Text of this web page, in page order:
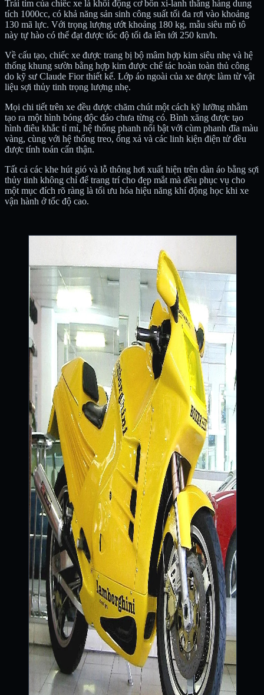
Trái tim của chiếc xe là khối động cơ bốn xi-lanh thẳng hàng dung
tích 1000cc, có khả năng sản sinh công suất tối đa rơi vào khoảng
130 mã lực. Với trọng lượng ướt khoảng 180 kg, mẫu siêu mô tô
này tự hào có thể đạt được tốc độ tối đa lên tới 250 km/h.
Về cấu tạo, chiếc xe được trang bị bộ mâm hợp kim siêu nhẹ và hệ
thống khung sườn bằng hợp kim được chế tác hoàn toàn thủ công
do kỹ sư Claude Fior thiết kế. Lớp áo ngoài của xe được làm từ vật
liệu sợi thủy tinh trọng lượng nhẹ.
Mọi chi tiết trên xe đều được chăm chút một cách kỹ lưỡng nhằm
tạo ra một hình bóng độc đáo chưa từng có. Bình xăng được tạo
hình điêu khắc tỉ mỉ, hệ thống phanh nổi bật với cùm phanh đĩa màu
vàng, cùng với hệ thống treo, ống xả và các linh kiện điện tử đều
được tính toán cẩn thận.
Tất cả các khe hút gió và lỗ thông hơi xuất hiện trên dàn áo bằng sợi
thủy tinh không chỉ để trang trí cho đẹp mắt mà đều phục vụ cho
một mục đích rõ ràng là tối ưu hóa hiệu năng khí động học khi xe
vận hành ở tốc độ cao.